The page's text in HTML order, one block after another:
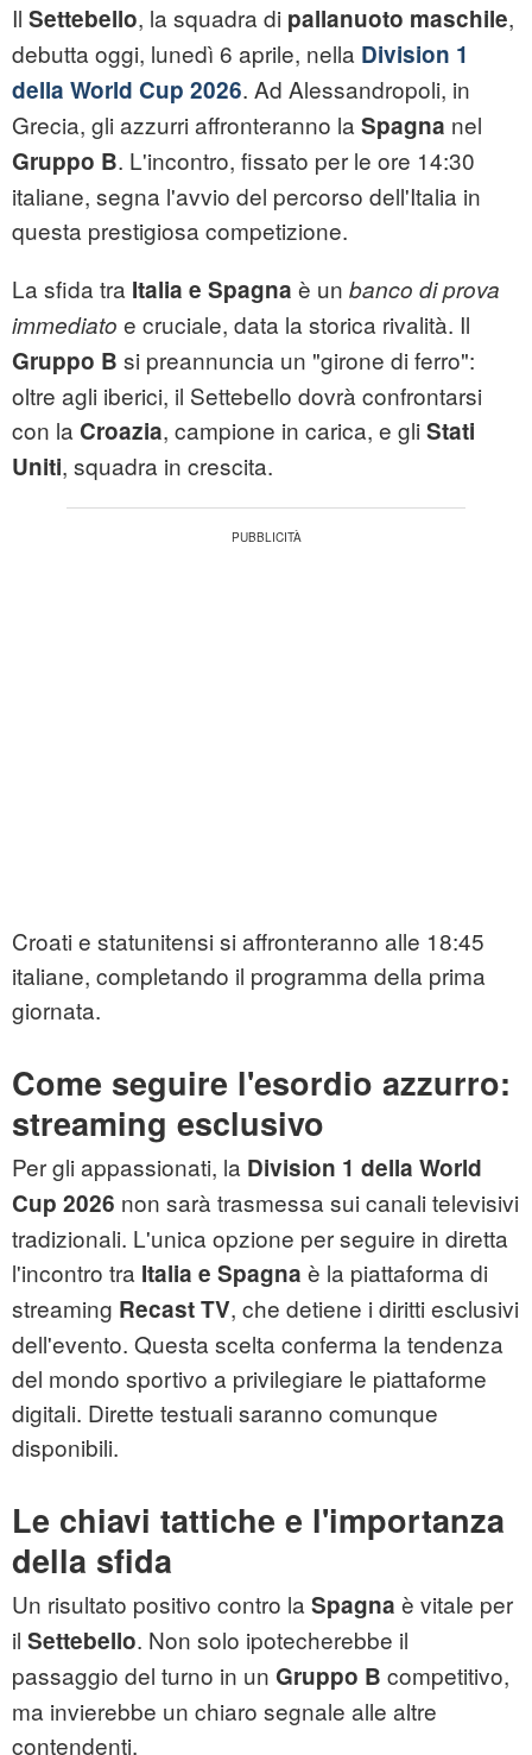
Il Settebello, la squadra di pallanuoto maschile,
debutta oggi, lunedì 6 aprile, nella Division 1
della World Cup 2026. Ad Alessandropoli, in
Grecia, gli azzurri affronteranno la Spagna nel
Gruppo B. L'incontro, fissato per le ore 14:30
italiane, segna l'avvio del percorso dell'Italia in
questa prestigiosa competizione.
La sfida tra Italia e Spagna è un banco di prova
immediato e cruciale, data la storica rivalità. Il
Gruppo B si preannuncia un "girone di ferro":
oltre agli iberici, il Settebello dovrà confrontarsi
con la Croazia, campione in carica, e gli Stati
Uniti, squadra in crescita.
Croati e statunitensi si affronteranno alle 18:45
italiane, completando il programma della prima
giornata.
Come seguire l'esordio azzurro:
streaming esclusivo
Per gli appassionati, la Division 1 della World
Cup 2026 non sarà trasmessa sui canali televisivi
tradizionali. L'unica opzione per seguire in diretta
l'incontro tra Italia e Spagna è la piattaforma di
streaming Recast TV, che detiene i diritti esclusivi
dell'evento. Questa scelta conferma la tendenza
del mondo sportivo a privilegiare le piattaforme
digitali. Dirette testuali saranno comunque
disponibili.
Le chiavi tattiche e l'importanza
della sfida
Un risultato positivo contro la Spagna è vitale per
il Settebello. Non solo ipotecherebbe il
passaggio del turno in un Gruppo B competitivo,
ma invierebbe un chiaro segnale alle altre
contendenti.